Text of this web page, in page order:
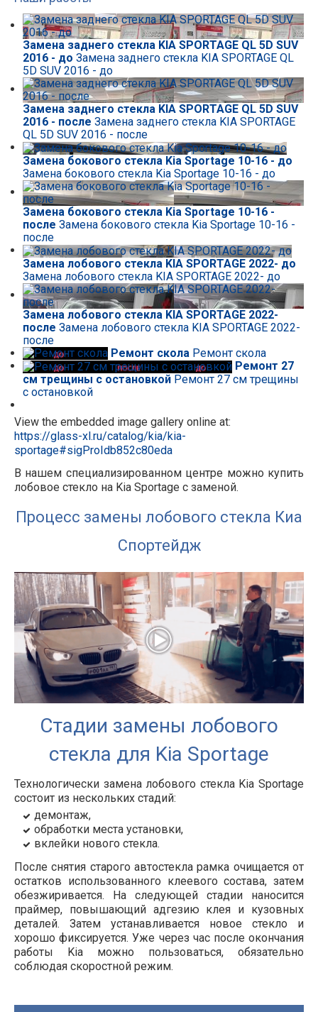
Замена заднего стекла KIA SPORTAGE QL 5D SUV
2016 - до Замена заднего стекла KIA SPORTAGE QL
5D SUV 2016 - до
Замена заднего стекла KIA SPORTAGE QL 5D SUV
2016 - после Замена заднего стекла KIA SPORTAGE
QL 5D SUV 2016 - после
Замена бокового стекла Kia Sportage 10-16 - до
Замена бокового стекла Kia Sportage 10-16 - до
Замена бокового стекла Kia Sportage 10-16 -
после Замена бокового стекла Kia Sportage 10-16 -
после
Замена лобового стекла KIA SPORTAGE 2022- до
Замена лобового стекла KIA SPORTAGE 2022- до
Замена лобового стекла KIA SPORTAGE 2022-
после Замена лобового стекла KIA SPORTAGE 2022-
после
Ремонт скола Ремонт скола
Ремонт 27
см трещины с остановкой Ремонт 27 см трещины
с остановкой
View the embedded image gallery online at:
https://glass-xl.ru/catalog/kia/kia-
sportage#sigProIdb852c80eda
В нашем специализированном центре можно купить
лобовое стекло на Kia Sportage с заменой.
Процесс замены лобового стекла Киа
Спортейдж
Стадии замены лобового
стекла для Kia Sportage
Технологически замена лобового стекла Kia Sportage
состоит из нескольких стадий:
демонтаж,
обработки места установки,
вклейки нового стекла.
После снятия старого автостекла рамка очищается от
остатков использованного клеевого состава, затем
обезжиривается. На следующей стадии наносится
праймер, повышающий адгезию клея и кузовных
деталей. Затем устанавливается новое стекло и
хорошо фиксируется. Уже через час после окончания
работы Kia можно пользоваться, обязательно
соблюдая скоростной режим.